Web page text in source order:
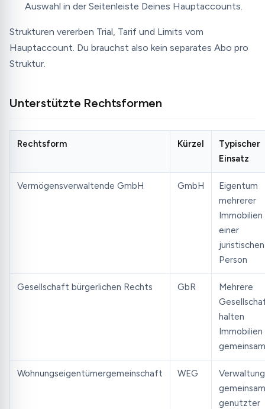
Auswahl in der Seitenleiste Deines Hauptaccounts.
Strukturen vererben Trial, Tarif und Limits vom
Hauptaccount. Du brauchst also kein separates Abo pro
Struktur.
Unterstützte Rechtsformen
Rechtsform Kürzel
Typischer
Einsatz
Vermögensverwaltende GmbH GmbH
Eigentum
mehrerer
Immobilien
einer
juristischen
Person
Gesellschaft bürgerlichen Rechts GbR
Mehrere
halten
Immobilien
gemeinsam
Wohnungseigentümergemeinschaft WEG
Verwaltung
gemeinsam
genutzter